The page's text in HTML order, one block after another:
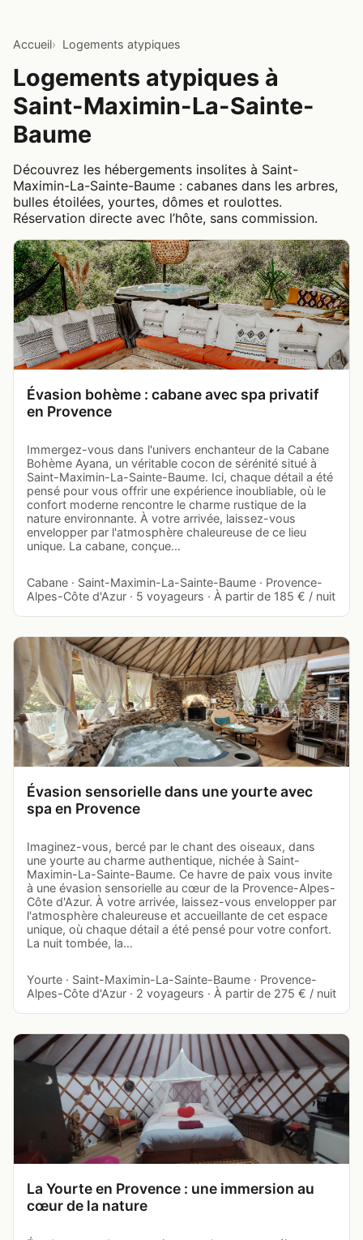
Accueil Logements atypiques
Logements atypiques à
Saint-Maximin-La-Sainte-
Baume
Découvrez les hébergements insolites à Saint-
Maximin-La-Sainte-Baume : cabanes dans les arbres,
bulles étoilées, yourtes, dômes et roulottes.
Réservation directe avec l’hôte, sans commission.
Évasion bohème : cabane avec spa privatif
en Provence
Immergez-vous dans l'univers enchanteur de la Cabane
Bohème Ayana, un véritable cocon de sérénité situé à
Saint-Maximin-La-Sainte-Baume. Ici, chaque détail a été
pensé pour vous offrir une expérience inoubliable, où le
confort moderne rencontre le charme rustique de la
nature environnante. À votre arrivée, laissez-vous
envelopper par l'atmosphère chaleureuse de ce lieu
unique. La cabane, conçue…
Cabane · Saint-Maximin-La-Sainte-Baume · Provence-
Alpes-Côte d'Azur · 5 voyageurs · À partir de 185 € / nuit
Évasion sensorielle dans une yourte avec
spa en Provence
Imaginez-vous, bercé par le chant des oiseaux, dans
une yourte au charme authentique, nichée à Saint-
Maximin-La-Sainte-Baume. Ce havre de paix vous invite
à une évasion sensorielle au cœur de la Provence-Alpes-
Côte d'Azur. À votre arrivée, laissez-vous envelopper par
l'atmosphère chaleureuse et accueillante de cet espace
unique, où chaque détail a été pensé pour votre confort.
La nuit tombée, la…
Yourte · Saint-Maximin-La-Sainte-Baume · Provence-
Alpes-Côte d'Azur · 2 voyageurs · À partir de 275 € / nuit
La Yourte en Provence : une immersion au
cœur de la nature